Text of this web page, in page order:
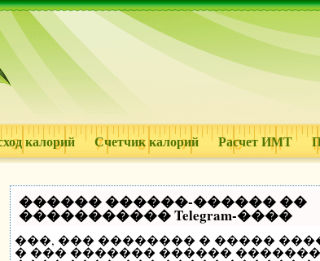
калорий Счетчик калорий Расчет ИМТ
������ ������-������ ��
����������� Telegram-����
���, ��� �������� � �����
� ��� ������� ������